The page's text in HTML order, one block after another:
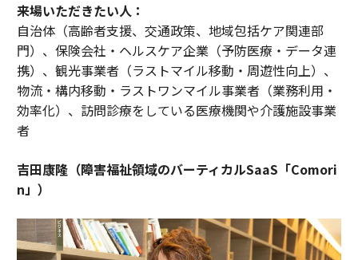
来場いただきたい人：
自治体（高齢者支援、交通政策、地域包括ケア関連部
門）、保険会社・ヘルスケア企業（予防医療・データ連
携）、観光事業者（ラストマイル移動・周遊性向上）、
物流・構内移動・ラストワンマイル事業者（業務利用・
効率化）、訪問診療をしている医療機関や介護施設事業
者
吉田康隆（障害福祉領域のバーティカルSaaS「Comori
n」）